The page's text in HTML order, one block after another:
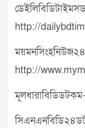
http://
http://